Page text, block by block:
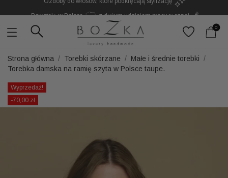
z dużym udziałem pracy ręcznej
Twój znak rozpoznawczy. Nie kolejny dodatek 0
Strona główna Torebki skórzane
Małe i średnie torebki
Torebka damska na ramię szyta w Polsce taupe.
Wyprzedaż!
-70,00 zł